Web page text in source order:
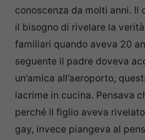
conoscenza da molti anni. Il
il bisogno di rivelare la
familiari quando aveva 20
seguente il padre doveva
un’amica all’aeroporto,
lacrime in cucina. Pensava
perché il figlio aveva
gay, invece piangeva al